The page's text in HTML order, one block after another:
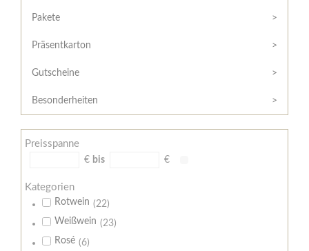
/
Widerrufsformular
AGB
Zahlungsbedingungen
Meine
Pakete
Präsentkarton
Gutscheine
Besonderheiten
Preisspanne
€ bis €
Kategorien
Rotwein (22)
Weißwein (23)
Rosé (6)